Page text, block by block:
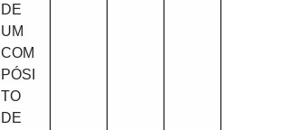
DE
UM
COM
PÓSI
TO
DE